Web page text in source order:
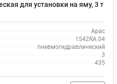
для установки на яму, 3 т
Apac
1542RA.04
пневмогидравлический
3
435